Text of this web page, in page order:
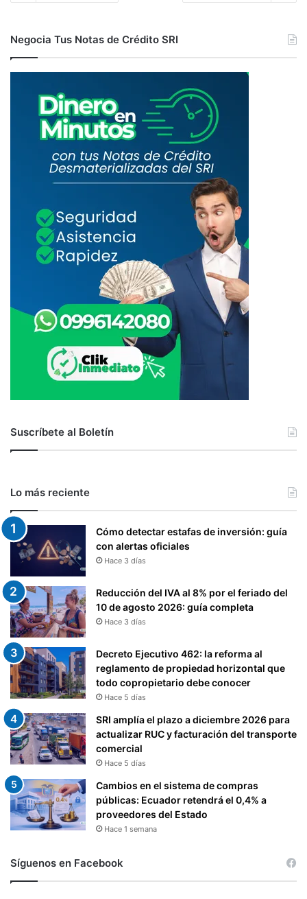
Negocia Tus Notas de Crédito SRI
Suscríbete al Boletín
Lo más reciente
Cómo detectar estafas de inversión: guía
con alertas oficiales
Hace 3 días
Reducción del IVA al 8% por el feriado del
10 de agosto 2026: guía completa
Hace 3 días
Decreto Ejecutivo 462: la reforma al
reglamento de propiedad horizontal que
todo copropietario debe conocer
Hace 5 días
SRI amplía el plazo a diciembre 2026 para
actualizar RUC y facturación del transporte
comercial
Hace 5 días
Cambios en el sistema de compras
públicas: Ecuador retendrá el 0,4% a
proveedores del Estado
Hace 1 semana
Síguenos en Facebook